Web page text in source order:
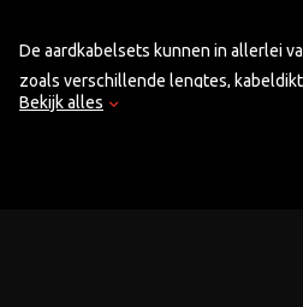
De aardkabelsets kunnen in allerlei
zoals verschillende lengtes,
aardklemmen en aansluitingen.
Bekijk alles